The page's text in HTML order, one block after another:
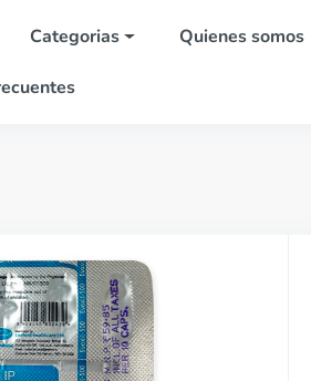
Categorias Quienes somos